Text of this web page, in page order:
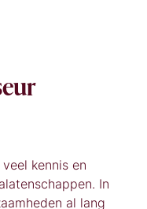
kennis en
In
al lang